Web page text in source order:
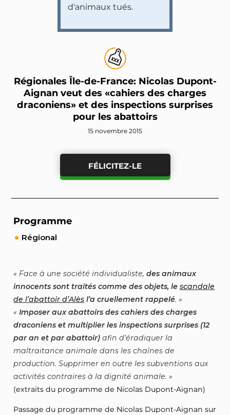
d'animaux tués.
Régionales Île-de-France: Nicolas Dupont-
Aignan veut des «cahiers des charges
draconiens» et des inspections surprises
pour les abattoirs
15 novembre 2015
FÉLICITEZ-LE
Programme
Régional
Face à une société individualiste,des animaux
innocents sont traités comme des objets, lescandale
de l’abattoir d’Alès l’a cruellement rappelé.
Imposer aux abattoirs des cahiers des charges
draconiens et multiplier les inspections surprises (12
par an et par abattoir) afin d’éradiquer la
maltraitance animale dans les chaînes de
production. Supprimer en outre les subventions aux
activités contraires à la dignité animale.
(extraits du programme de Nicolas Dupont-Aignan)
Passage du programme de Nicolas Dupont-Aignan sur